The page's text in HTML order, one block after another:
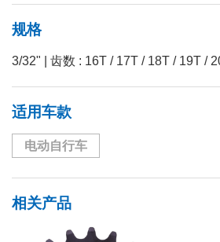
规格
3/32" | 齿数 : 16T / 17T / 18T / 19T /
适用车款
电动自行车
相关产品